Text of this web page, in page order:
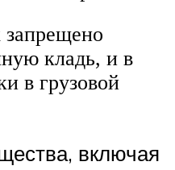
запрещено
кладь, и в
в грузовой
включая